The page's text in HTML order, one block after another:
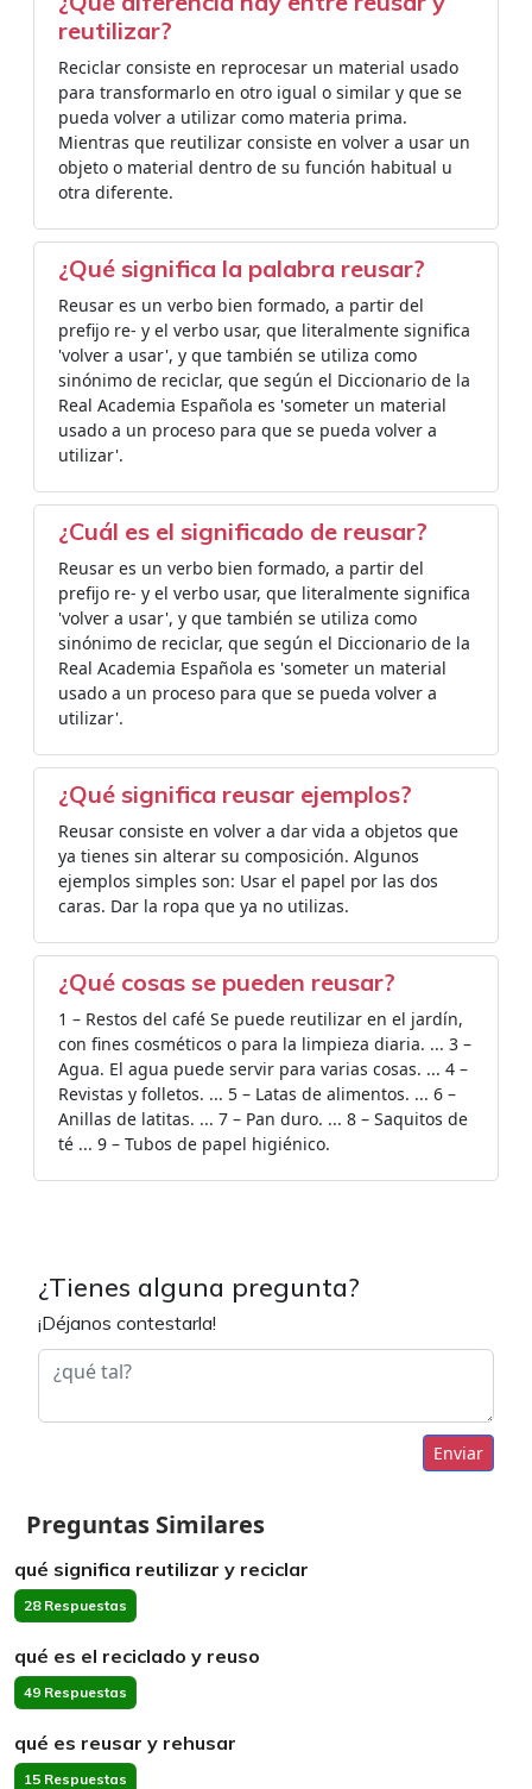
reutilizar?
Reciclar consiste en reprocesar un material usado
para transformarlo en otro igual o similar y que se
pueda volver a utilizar como materia prima.
Mientras que reutilizar consiste en volver a usar un
objeto o material dentro de su función habitual u
otra diferente.
¿Qué significa la palabra reusar?
Reusar es un verbo bien formado, a partir del
prefijo re- y el verbo usar, que literalmente significa
'volver a usar', y que también se utiliza como
sinónimo de reciclar, que según el Diccionario de la
Real Academia Española es 'someter un material
usado a un proceso para que se pueda volver a
utilizar'.
¿Cuál es el significado de reusar?
Reusar es un verbo bien formado, a partir del
prefijo re- y el verbo usar, que literalmente significa
'volver a usar', y que también se utiliza como
sinónimo de reciclar, que según el Diccionario de la
Real Academia Española es 'someter un material
usado a un proceso para que se pueda volver a
utilizar'.
¿Qué significa reusar ejemplos?
Reusar consiste en volver a dar vida a objetos que
ya tienes sin alterar su composición. Algunos
ejemplos simples son: Usar el papel por las dos
caras. Dar la ropa que ya no utilizas.
¿Qué cosas se pueden reusar?
1 – Restos del café Se puede reutilizar en el jardín,
con fines cosméticos o para la limpieza diaria. ... 3 –
Agua. El agua puede servir para varias cosas. ... 4 –
Revistas y folletos. ... 5 – Latas de alimentos. ... 6 –
Anillas de latitas. ... 7 – Pan duro. ... 8 – Saquitos de
té ... 9 – Tubos de papel higiénico.
¿Tienes alguna pregunta?
¡Déjanos contestarla!
Enviar
Preguntas Similares
qué significa reutilizar y reciclar
28 Respuestas
qué es el reciclado y reuso
49 Respuestas
qué es reusar y rehusar
15 Respuestas